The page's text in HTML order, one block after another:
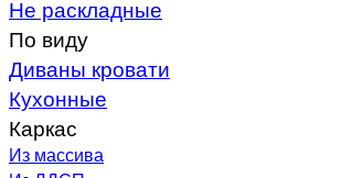
Не раскладные
По виду
Диваны кровати
Кухонные
Каркас
Из массива